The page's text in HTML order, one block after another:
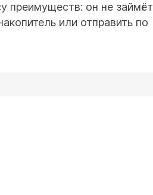
преимуществ: он не займёт
или отправить по